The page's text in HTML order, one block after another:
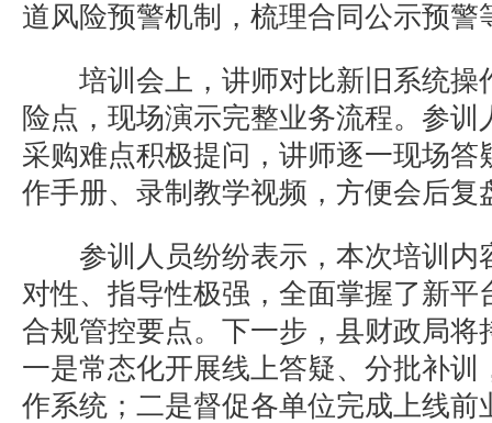
道风险预警机制，梳理合同公示预警
培训会上，讲师对比新旧系统操
险点，现场演示完整业务流程。参训
采购难点积极提问，讲师逐一现场答
作手册、录制教学视频，方便会后复
参训人员纷纷表示，本次培训内
对性、指导性极强，全面掌握了新平
合规管控要点。下一步，县财政局将
一是常态化开展线上答疑、分批补训
作系统；二是督促各单位完成上线前